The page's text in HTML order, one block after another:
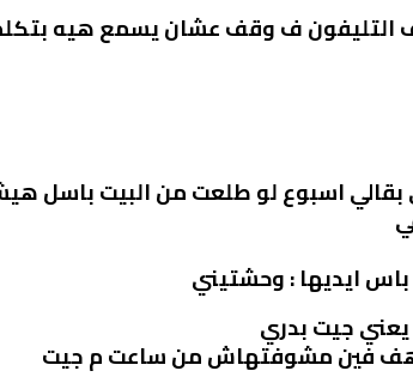
التليفون ف وقف عشان يسمع هيه
اسبوع لو طلعت من البيت باسل
ايديها : وحشتيني
جيت بدري
فين مشوفتهاش من ساعت م جيت